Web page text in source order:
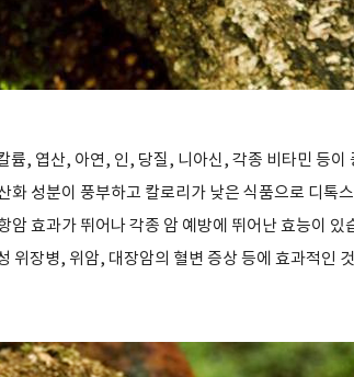
륨, 엽산, 아연, 인, 당질, 니아신, 각종 비타민 등이
화 성분이 풍부하고 칼로리가 낮은 식품으로 디톡
암 효과가 뛰어나 각종 암 예방에 뛰어난 효능이 있
위장병, 위암, 대장암의 혈변 증상 등에 효과적인